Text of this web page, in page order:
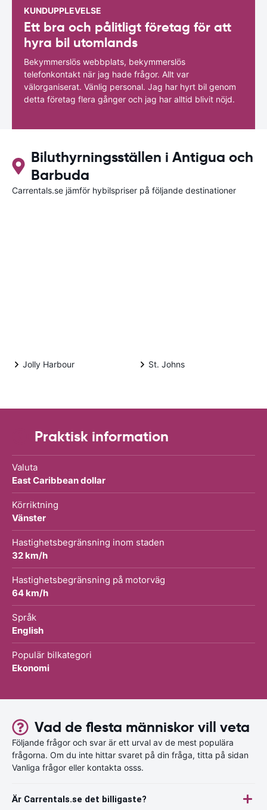
KUNDUPPLEVELSE
Ett bra och pålitligt företag för att
hyra bil utomlands
Bekymmerslös webbplats, bekymmerslös
telefonkontakt när jag hade frågor. Allt var
välorganiserat. Vänlig personal. Jag har hyrt bil genom
detta företag flera gånger och jag har alltid blivit nöjd.
Biluthyrningsställen i Antigua och
Barbuda
Carrentals.se jämför hybilspriser på följande destinationer
Jolly Harbour St. Johns
Praktisk information
Valuta
East Caribbean dollar
Körriktning
Vänster
Hastighetsbegränsning inom staden
32 km/h
Hastighetsbegränsning på motorväg
64 km/h
Språk
English
Populär bilkategori
Ekonomi
Vad de flesta människor vill veta
Följande frågor och svar är ett urval av de mest populära
frågorna. Om du inte hittar svaret på din fråga, titta på sidan
Vanliga frågor eller kontakta osss.
Är Carrentals.se det billigaste?